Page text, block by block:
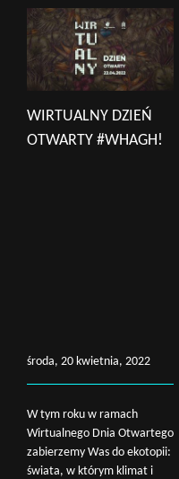
WIRTUALNY DZIEŃ
OTWARTY #WHAGH!
środa, 20 kwietnia, 2022
W tym roku w ramach
Wirtualnego Dnia Otwartego
zabierzemy Was do ekotopii:
świata, w którym klimat i